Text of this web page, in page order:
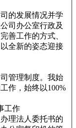
的发展情况并学
司办公室行政及
善工作的方式、
全新的姿态迎接
管理制度。我始
作，始终以100%
工作
理法人委托书的